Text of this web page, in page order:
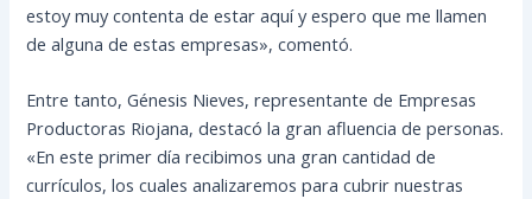
estoy muy contenta de estar aquí y espero que me llamen
de alguna de estas empresas», comentó.
Entre tanto, Génesis Nieves, representante de Empresas
Productoras Riojana, destacó la gran afluencia de personas.
«En este primer día recibimos una gran cantidad de
currículos, los cuales analizaremos para cubrir nuestras